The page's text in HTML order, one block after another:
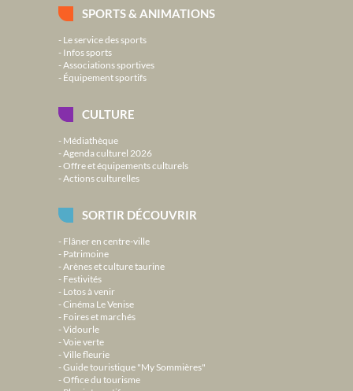
SPORTS & ANIMATIONS
Le service des sports
Infos sports
Associations sportives
Équipement sportifs
CULTURE
Médiathèque
Agenda culturel 2026
Offre et équipements culturels
Actions culturelles
SORTIR DÉCOUVRIR
Flâner en centre-ville
Patrimoine
Arènes et culture taurine
Festivités
Lotos à venir
Cinéma Le Venise
Foires et marchés
Vidourle
Voie verte
Ville fleurie
Guide touristique "My Sommières"
Office du tourisme